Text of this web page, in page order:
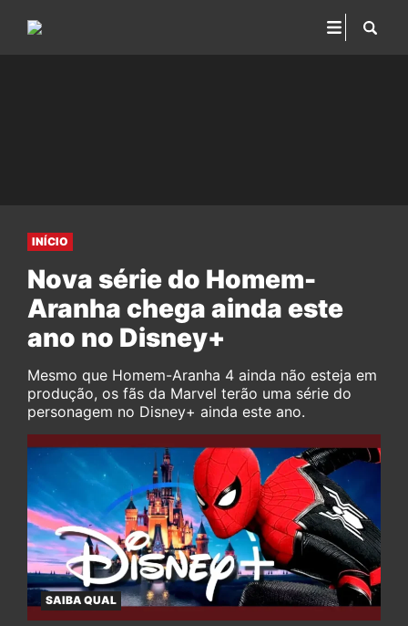
INÍCIO
Nova série do Homem-
Aranha chega ainda este
ano no Disney+
Mesmo que Homem-Aranha 4 ainda não esteja em
produção, os fãs da Marvel terão uma série do
personagem no Disney+ ainda este ano.
SAIBA QUAL